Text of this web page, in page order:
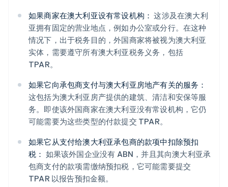
如果商家在澳大利亚设有常设机构： 这涉及在澳大利
亚拥有固定的营业地点，例如办公室或分行。在这种
情况下，出于税务目的，外国商家将被视为澳大利亚
实体，需要遵守所有澳大利亚税务义务，包括
TPAR。
如果它向承包商支付与澳大利亚房地产有关的服务：
这包括为澳大利亚房产提供的建筑、清洁和安保等服
务。即使该外国商家在澳大利亚没有常设机构，它仍
可能需要为这些类型的付款提交 TPAR。
如果它从支付给澳大利亚承包商的款项中扣除预扣
税： 如果该外国企业没有 ABN，并且其向澳大利亚承
包商支付的款项需缴纳预扣税，它可能需要提交
TPAR 以报告预扣金额。